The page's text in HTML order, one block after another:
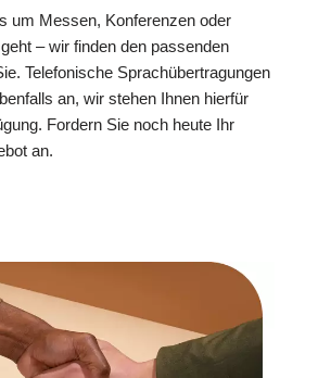
um Messen, Konferenzen oder
– wir finden den passenden
Telefonische Sprachübertragungen
an, wir stehen Ihnen hierfür
Fordern Sie noch heute Ihr
an.